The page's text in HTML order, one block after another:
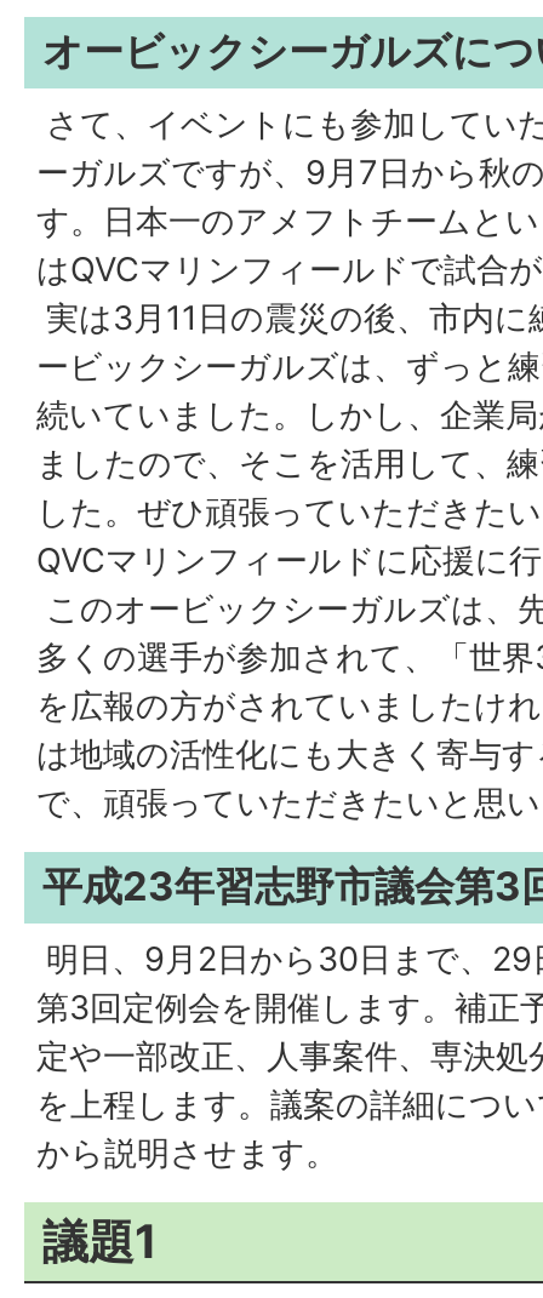
オービックシーガルズに
さて、イベントにも参加してい
ーガルズですが、9月7日から秋
す。日本一のアメフトチームと
はQVCマリンフィールドで試合
実は3月11日の震災の後、市内
ービックシーガルズは、ずっと
続いていました。しかし、企業
ましたので、そこを活用して、
した。ぜひ頑張っていただきた
QVCマリンフィールドに応援に
このオービックシーガルズは、
多くの選手が参加されて、「世
を広報の方がされていましたけ
は地域の活性化にも大きく寄与
で、頑張っていただきたいと思
平成23年習志野市議会第3
明日、9月2日から30日まで、
第3回定例会を開催します。補正
定や一部改正、人事案件、専決
を上程します。議案の詳細につ
から説明させます。
議題1